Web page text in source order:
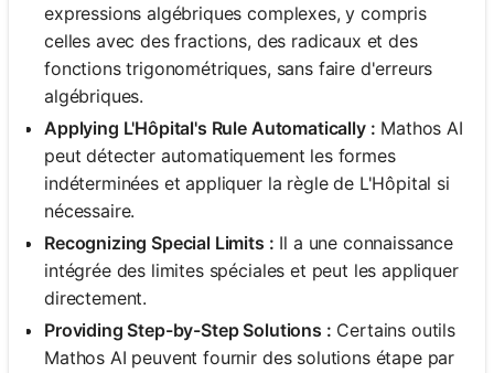
expressions algébriques complexes, y compris
celles avec des fractions, des radicaux et des
fonctions trigonométriques, sans faire d'erreurs
algébriques.
Applying L'Hôpital's Rule Automatically : Mathos AI
peut détecter automatiquement les formes
indéterminées et appliquer la règle de L'Hôpital si
nécessaire.
Recognizing Special Limits : Il a une connaissance
intégrée des limites spéciales et peut les appliquer
directement.
Providing Step-by-Step Solutions : Certains outils
Mathos AI peuvent fournir des solutions étape par